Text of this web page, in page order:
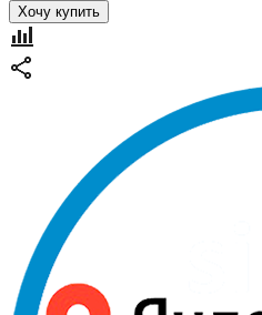
Хочу купить